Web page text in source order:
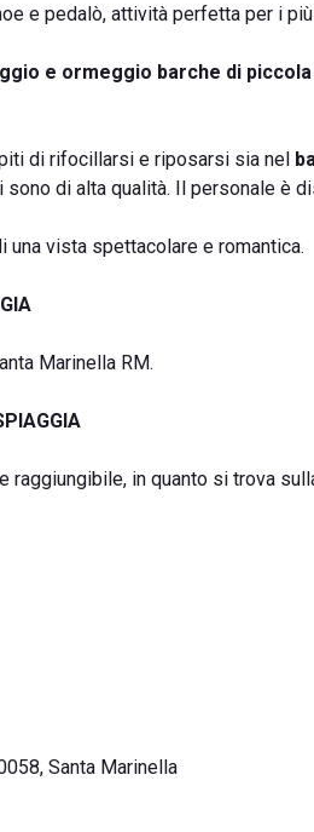
e pedalò, attività perfetta per i
e ormeggio barche di
di rifocillarsi e riposarsi sia nel
sono di alta qualità. Il personale è
una vista spettacolare e romantica.
Marinella RM.
in quanto si trova
Santa Marinella